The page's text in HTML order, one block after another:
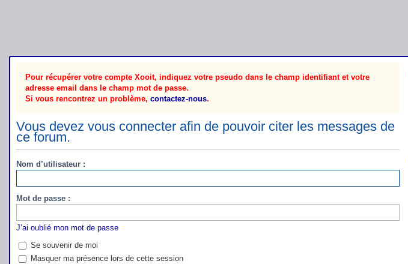
Pour récupérer votre compte Xooit, indiquez votre pseudo dans le champ identifiant et votre
adresse email dans le champ mot de passe.
Si vous rencontrez un problème, contactez-nous.
Vous devez vous connecter afin de pouvoir citer les messages de
ce forum.
Nom d’utilisateur :
Mot de passe :
J’ai oublié mon mot de passe
Se souvenir de moi
Masquer ma présence lors de cette session